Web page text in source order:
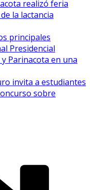
realizó feria
la lactancia
principales
Presidencial
Parinacota en una
invita a estudiantes
sobre